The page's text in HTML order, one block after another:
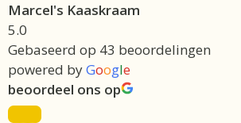
Marcel's Kaaskraam
5.0
Gebaseerd op 43 beoordelingen
powered byGoogle
beoordeel ons op